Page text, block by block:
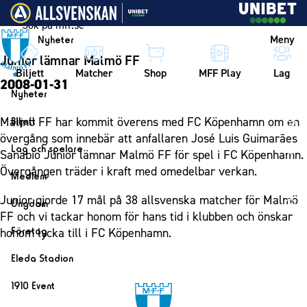
Vidare till innehållet
Nyheter Meny
Biljett Matcher Shop MFF Play Lag
Nyheter
Nyheter
Kalender
Biljett
Biljett
Årskort herr
Mitt MFF
Biljetter till bortamatcher
Biljettvillkor
Lag och spelare
Lag
Herrlaget
Spelare
Ledarstab
Damlaget
Spelare
Medlem
Medlemskap i Malmö FF
Årsmöte 2026
Ungdom
MFF Ungdom
Fotbollsskolan
Företag
Bli företagspartner
Eleda Stadion
Eleda Stadion
1910 Event
Junior lämnar Malmö FF
2008-01-31
Malmö FF har kommit överens med FC Köpenhamn om en
övergång som innebär att anfallaren José Luis Guimarães
Sanabio Junior lämnar Malmö FF för spel i FC Köpenhamn.
Övergången träder i kraft med omedelbar verkan.
Junior gjorde 17 mål på 38 allsvenska matcher för Malmö
FF och vi tackar honom för hans tid i klubben och önskar
honom lycka till i FC Köpenhamn.